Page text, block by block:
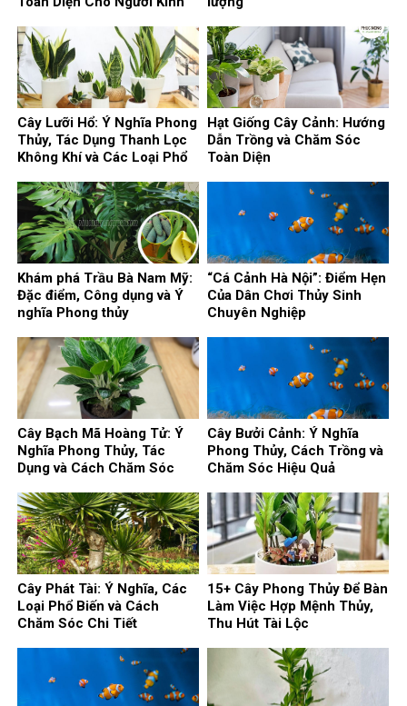
Cây Lưỡi Hổ: Ý Nghĩa Phong
Thủy, Tác Dụng Thanh Lọc
Không Khí và Các Loại Phổ
Hạt Giống Cây Cảnh: Hướng
Dẫn Trồng và Chăm Sóc
Toàn Diện
Khám phá Trầu Bà Nam Mỹ:
Đặc điểm, Công dụng và Ý
nghĩa Phong thủy
“Cá Cảnh Hà Nội”: Điểm Hẹn
Của Dân Chơi Thủy Sinh
Chuyên Nghiệp
Cây Bạch Mã Hoàng Tử: Ý
Nghĩa Phong Thủy, Tác
Dụng và Cách Chăm Sóc
Cây Bưởi Cảnh: Ý Nghĩa
Phong Thủy, Cách Trồng và
Chăm Sóc Hiệu Quả
Cây Phát Tài: Ý Nghĩa, Các
Loại Phổ Biến và Cách
Chăm Sóc Chi Tiết
15+ Cây Phong Thủy Để Bàn
Làm Việc Hợp Mệnh Thủy,
Thu Hút Tài Lộc